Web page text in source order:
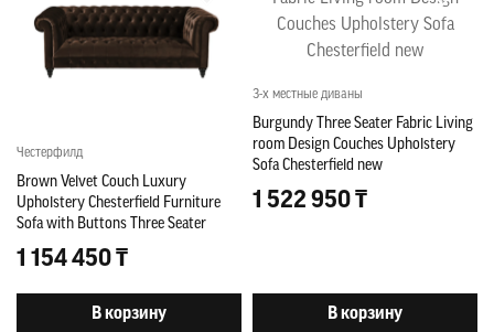
Честерфилд
Brown Velvet Couch Luxury
Upholstery Chesterfield Furniture
Sofa with Buttons Three Seater
1 154 450 ₸
В корзину
3-х местные диваны
Burgundy Three Seater Fabric Living
room Design Couches Upholstery
Sofa Chesterfield new
1 522 950 ₸
В корзину